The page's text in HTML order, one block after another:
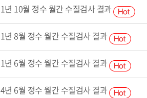
년 10월 정수 월간 수질검사 결과
년 8월 정수 월간 수질검사 결과
년 6월 정수 월간 수질검사 결과
년 6월 정수 월간 수질검사 결과